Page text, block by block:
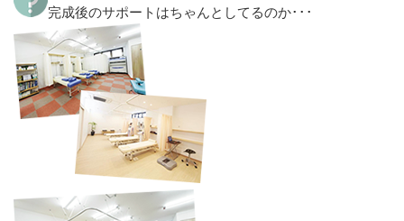
完成後のサポートはちゃんとしてるのか･･･